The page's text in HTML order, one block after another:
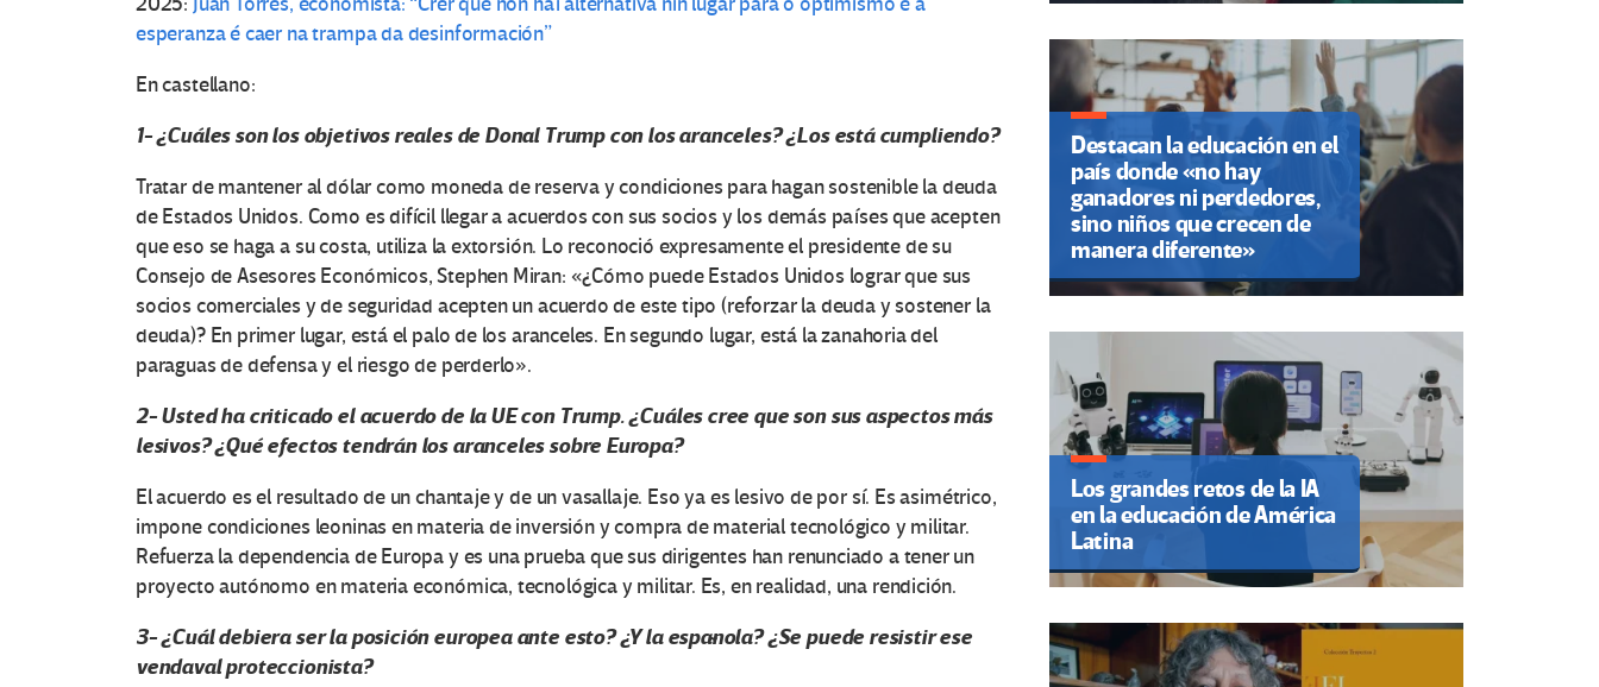
esperanza é caer na trampa da desinformación”
En castellano:
1- ¿Cuáles son los objetivos reales de Donal Trump con los aranceles? ¿Los está cumpliendo?
Tratar de mantener al dólar como moneda de reserva y condiciones para hagan sostenible la deuda
de Estados Unidos. Como es difícil llegar a acuerdos con sus socios y los demás países que acepten
que eso se haga a su costa, utiliza la extorsión. Lo reconoció expresamente el presidente de su
Consejo de Asesores Económicos, Stephen Miran: «¿Cómo puede Estados Unidos lograr que sus
socios comerciales y de seguridad acepten un acuerdo de este tipo (reforzar la deuda y sostener la
deuda)? En primer lugar, está el palo de los aranceles. En segundo lugar, está la zanahoria del
paraguas de defensa y el riesgo de perderlo».
2- Usted ha criticado el acuerdo de la UE con Trump. ¿Cuáles cree que son sus aspectos más
lesivos? ¿Qué efectos tendrán los aranceles sobre Europa?
El acuerdo es el resultado de un chantaje y de un vasallaje. Eso ya es lesivo de por sí. Es asimétrico,
impone condiciones leoninas en materia de inversión y compra de material tecnológico y militar.
Refuerza la dependencia de Europa y es una prueba que sus dirigentes han renunciado a tener un
proyecto autónomo en materia económica, tecnológica y militar. Es, en realidad, una rendición.
3- ¿Cuál debiera ser la posición europea ante esto? ¿Y la española? ¿Se puede resistir ese
vendaval proteccionista?
Destacan la educación en el
país donde «no hay
ganadores ni perdedores,
sino niños que crecen de
manera diferente»
Los grandes retos de la IA
en la educación de América
Latina